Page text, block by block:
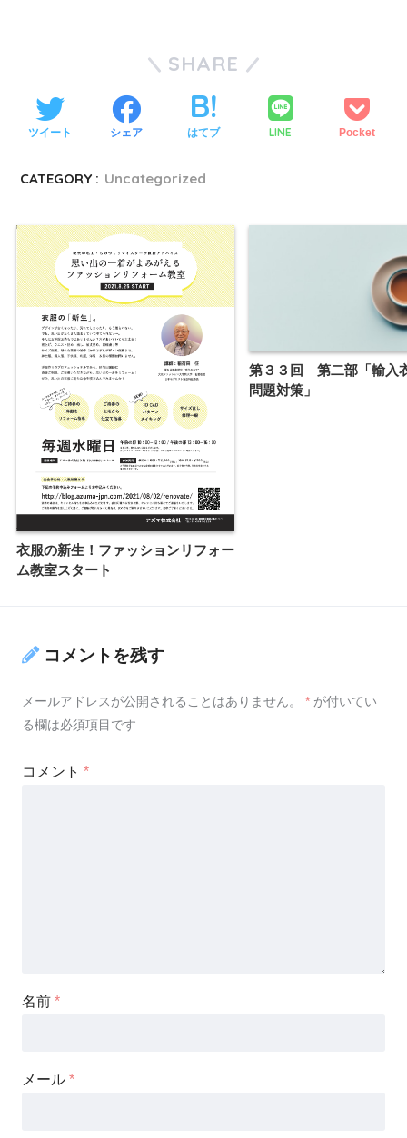
SHARE
ツイート シェア はてブ LINE Pocket
CATEGORY : Uncategorized
衣服の新生！ファッションリフォー
ム教室スタート
第３３回 第二部「輸入
問題対策」
コメントを残す
メールアドレスが公開されることはありません。 * が付いてい
る欄は必須項目です
コメント *
名前 *
メール *